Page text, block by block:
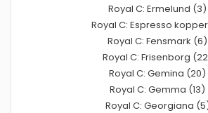
Royal C: Ermelund (3)
Royal C: Espresso
Royal C: Fensmark (6)
Royal C: Frisenborg
Royal C: Gemina (20)
Royal C: Gemma (13)
Royal C: Georgiana